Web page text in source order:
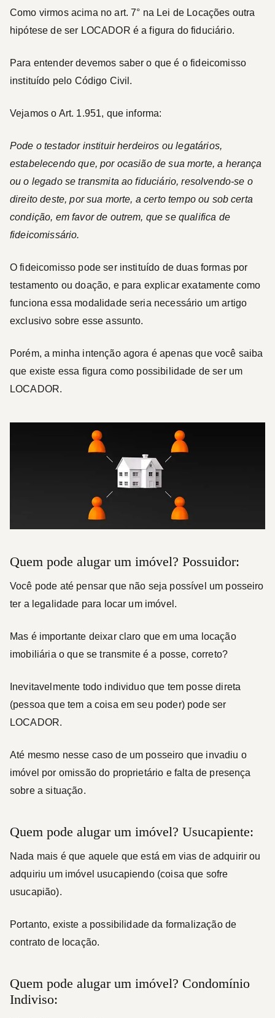
Como virmos acima no art. 7° na Lei de Locações outra
hipótese de ser LOCADOR é a figura do fiduciário.
Para entender devemos saber o que é o fideicomisso
instituído pelo Código Civil.
Vejamos o Art. 1.951, que informa:
Pode o testador instituir herdeiros ou legatários,
estabelecendo que, por ocasião de sua morte, a herança
ou o legado se transmita ao fiduciário, resolvendo-se o
direito deste, por sua morte, a certo tempo ou sob certa
condição, em favor de outrem, que se qualifica de
fideicomissário.
O fideicomisso pode ser instituído de duas formas por
testamento ou doação, e para explicar exatamente como
funciona essa modalidade seria necessário um artigo
exclusivo sobre esse assunto.
Porém, a minha intenção agora é apenas que você saiba
que existe essa figura como possibilidade de ser um
LOCADOR.
Quem pode alugar um imóvel? Possuidor:
Você pode até pensar que não seja possível um posseiro
ter a legalidade para locar um imóvel.
Mas é importante deixar claro que em uma locação
imobiliária o que se transmite é a posse, correto?
Inevitavelmente todo individuo que tem posse direta
(pessoa que tem a coisa em seu poder) pode ser
LOCADOR.
Até mesmo nesse caso de um posseiro que invadiu o
imóvel por omissão do proprietário e falta de presença
sobre a situação.
Quem pode alugar um imóvel? Usucapiente:
Nada mais é que aquele que está em vias de adquirir ou
adquiriu um imóvel usucapiendo (coisa que sofre
usucapião).
Portanto, existe a possibilidade da formalização de
contrato de locação.
Quem pode alugar um imóvel? Condomínio
Indiviso: